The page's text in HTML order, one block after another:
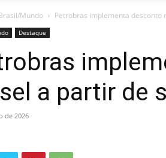
Mundo Petrobras implementa desconto
Destaque
a partir de
de 2026